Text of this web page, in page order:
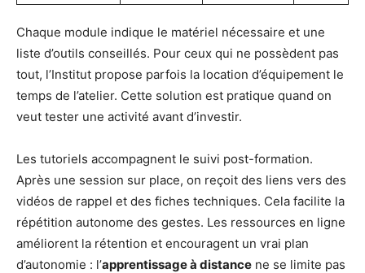
Chaque module indique le matériel nécessaire et une
liste d’outils conseillés. Pour ceux qui ne possèdent pas
tout, l’Institut propose parfois la location d’équipement le
temps de l’atelier. Cette solution est pratique quand on
veut tester une activité avant d’investir.
Les tutoriels accompagnent le suivi post-formation.
Après une session sur place, on reçoit des liens vers des
vidéos de rappel et des fiches techniques. Cela facilite la
répétition autonome des gestes. Les ressources en ligne
améliorent la rétention et encouragent un vrai plan
d’autonomie : l’apprentissage à distance ne se limite pas